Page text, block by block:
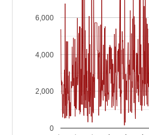
0
2,000
4,000
6,000